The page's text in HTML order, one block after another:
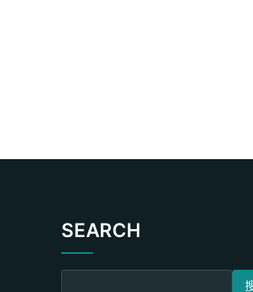
SEARCH
搜尋關鍵字: